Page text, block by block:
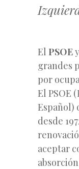
El PSOE
grandes
por
El PSOE
Español)
desde
aceptar